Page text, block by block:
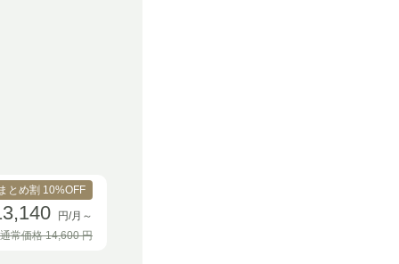
とめ割 10%OFF
円/月～
通常価格 14,600 円